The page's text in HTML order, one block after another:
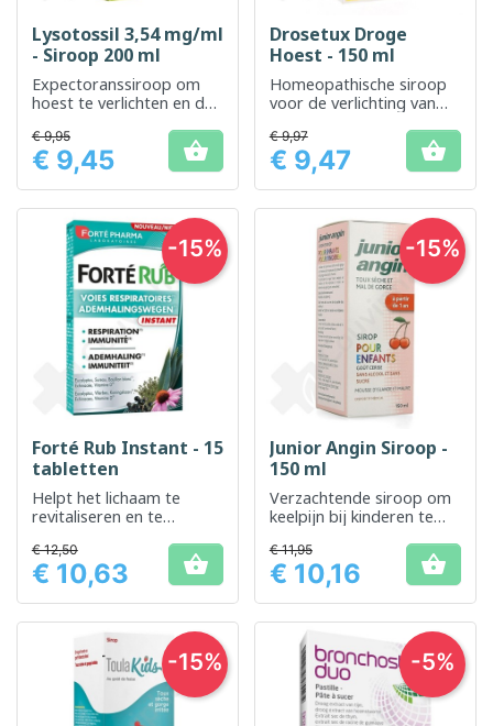
Lysotossil 3,54 mg/ml
- Siroop 200 ml
Expectoranssiroop om
hoest te verlichten en de
afscheidingen te
bevorderen
Prijs
€ 9,95
€ 9,45 
Drosetux Droge
Hoest - 150 ml
Homeopathische siroop
voor de verlichting van
hoest
Prijs
€ 9,97
€ 9,47 
Forté Rub Instant - 15
tabletten
Helpt het lichaam te
revitaliseren en te
moe voelt
Prijs
€ 12,50
€ 10,63 
-15%
Junior Angin Siroop -
150 ml
Verzachtende siroop om
keelpijn bij kinderen te
Prijs
€ 11,95
€ 10,16 
-15%
-15% -5%